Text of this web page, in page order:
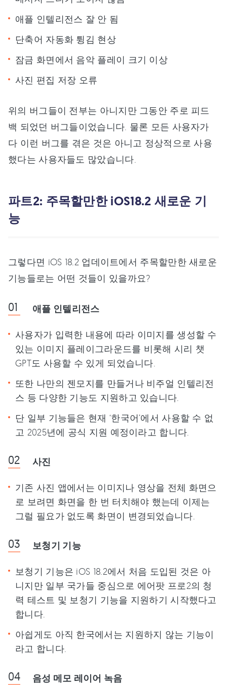
애플 인텔리전스 잘 안 됨
단축어 자동화 튕김 현상
잠금 화면에서 음악 플레이 크기 이상
사진 편집 저장 오류
위의 버그들이 전부는 아니지만 그동안 주로 피드
백 되었던 버그들이었습니다. 물론 모든 사용자가
다 이런 버그를 겪은 것은 아니고 정상적으로 사용
했다는 사용자들도 많았습니다.
파트2: 주목할만한 iOS18.2 새로운 기
능
그렇다면 iOS 18.2 업데이트에서 주목할만한 새로운
기능들로는 어떤 것들이 있을까요?
애플 인텔리전스
사용자가 입력한 내용에 따라 이미지를 생성할 수
있는 이미지 플레이그라운드를 비롯해 시리 챗
GPT도 사용할 수 있게 되었습니다.
또한 나만의 젠모지를 만들거나 비주얼 인텔리전
스 등 다양한 기능도 지원하고 있습니다.
단 일부 기능들은 현재 ‘한국어’에서 사용할 수 없
고 2025년에 공식 지원 예정이라고 합니다.
사진
기존 사진 앱에서는 이미지나 영상을 전체 화면으
로 보려면 화면을 한 번 터치해야 했는데 이제는
그럴 필요가 없도록 화면이 변경되었습니다.
보청기 기능
보청기 기능은 iOS 18.2에서 처음 도입된 것은 아
니지만 일부 국가들 중심으로 에어팟 프로2의 청
력 테스트 및 보청기 기능을 지원하기 시작했다고
합니다.
아쉽게도 아직 한국에서는 지원하지 않는 기능이
라고 합니다.
음성 메모 레이어 녹음